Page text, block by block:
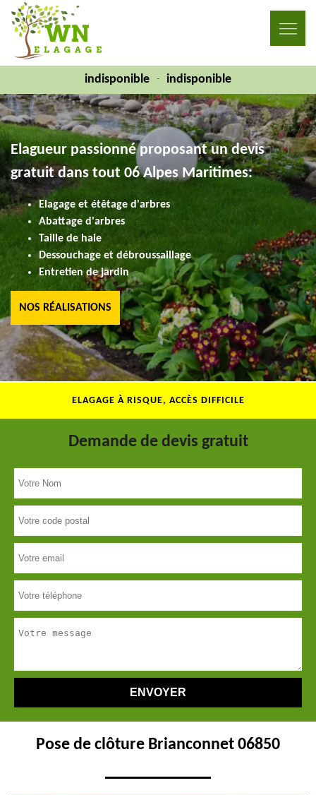
indisponible - indisponible
Elagueur passionné proposant un devis
gratuit dans tout 06 Alpes Maritimes:
Elagage et étêtage d'arbres
Abattage d'arbres
Taille de haie
Dessouchage et débroussaillage
Entretien de jardin
NOS RÉALISATIONS
ELAGAGE À RISQUE, ACCÈS DIFFICILE
Demande de devis gratuit
Pose de clôture Brianconnet 06850